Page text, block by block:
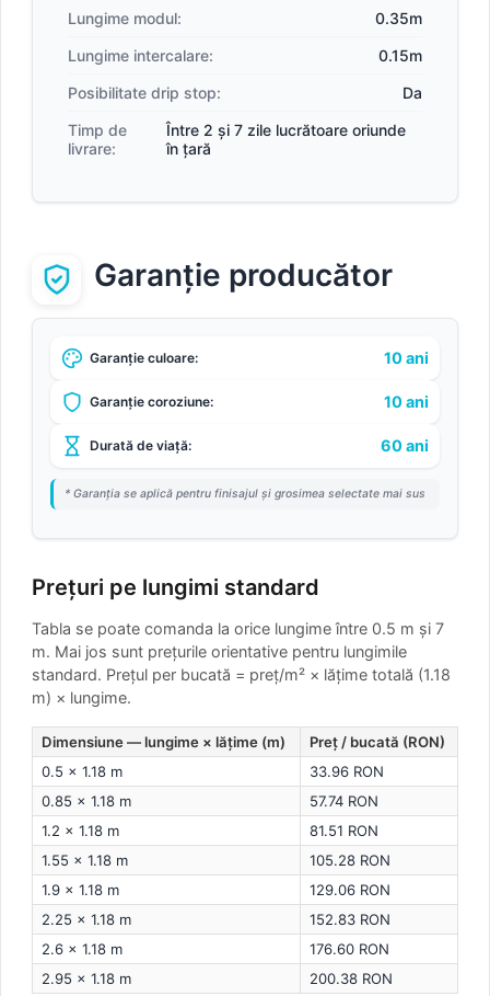
Lungime modul:
0.35m
Lungime intercalare:
0.15m
Posibilitate drip stop:
Da
Timp de
livrare:
Între 2 și 7 zile lucrătoare oriunde
în țară
Garanție producător
Garanție culoare: 10 ani
Garanție coroziune: 10 ani
Durată de viață: 60 ani
* Garanția se aplică pentru finisajul și grosimea selectate mai sus
Prețuri pe lungimi standard
Tabla se poate comanda la orice lungime între 0.5 m și 7
m. Mai jos sunt prețurile orientative pentru lungimile
standard. Prețul per bucată = preț/m² × lățime totală (1.18
m) × lungime.
Dimensiune — lungime × lățime (m)
Preț / bucată (RON)
0.5 × 1.18 m
33.96 RON
0.85 × 1.18 m
57.74 RON
1.2 × 1.18 m
81.51 RON
1.55 × 1.18 m
105.28 RON
1.9 × 1.18 m
129.06 RON
2.25 × 1.18 m
152.83 RON
2.6 × 1.18 m
176.60 RON
2.95 × 1.18 m
200.38 RON